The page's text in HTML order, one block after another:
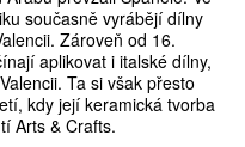
současně vyrábějí dílny
Zároveň od 16.
aplikovat i italské dílny,
Ta si však přesto
kdy její keramická tvorba
Arts & Crafts.